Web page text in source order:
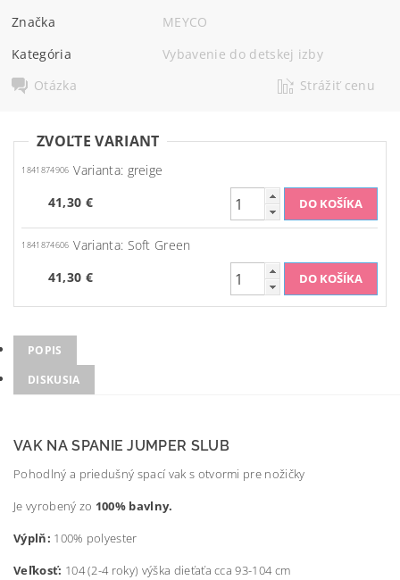
Značka
MEYCO
Kategória
Vybavenie do detskej izby
Otázka
Strážiť cenu
ZVOĽTE VARIANT
1841874906 Varianta: greige
41,30 €
1841874606 Varianta: Soft Green
41,30 €
POPIS
DISKUSIA
VAK NA SPANIE JUMPER SLUB
Pohodlný a priedušný spací vak s otvormi pre nožičky
Je vyrobený zo 100% bavlny.
Výplň: 100% polyester
Veľkosť: 104 (2-4 roky) výška dieťaťa cca 93-104 cm